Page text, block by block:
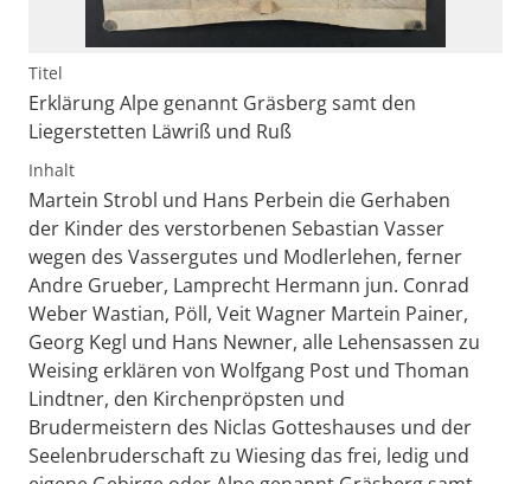
Titel
Erklärung Alpe genannt Gräsberg samt den
Liegerstetten Läwriß und Ruß
Inhalt
Martein Strobl und Hans Perbein die Gerhaben
der Kinder des verstorbenen Sebastian Vasser
wegen des Vassergutes und Modlerlehen, ferner
Andre Grueber, Lamprecht Hermann jun. Conrad
Weber Wastian, Pöll, Veit Wagner Martein Painer,
Georg Kegl und Hans Newner, alle Lehensassen zu
Weising erklären von Wolfgang Post und Thoman
Lindtner, den Kirchenpröpsten und
Brudermeistern des Niclas Gotteshauses und der
Seelenbruderschaft zu Wiesing das frei, ledig und